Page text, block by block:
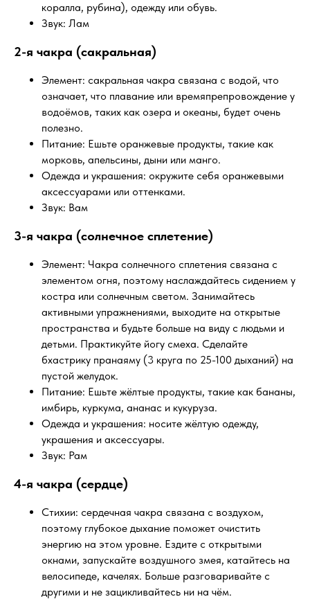
коралла, рубина), одежду или обувь.
Звук: Лам
2-я чакра (сакральная)
Элемент: сакральная чакра связана с водой, что
означает, что плавание или времяпрепровождение у
водоёмов, таких как озера и океаны, будет очень
полезно.
Питание: Ешьте оранжевые продукты, такие как
морковь, апельсины, дыни или манго.
Одежда и украшения: окружите себя оранжевыми
аксессуарами или оттенками.
Звук: Вам
3-я чакра (солнечное сплетение)
Элемент: Чакра солнечного сплетения связана с
элементом огня, поэтому наслаждайтесь сидением у
костра или солнечным светом. Занимайтесь
активными упражнениями, выходите на открытые
пространства и будьте больше на виду с людьми и
детьми. Практикуйте йогу смеха. Сделайте
бхастрику пранаяму (3 круга по 25-100 дыханий) на
пустой желудок.
Питание: Ешьте жёлтые продукты, такие как бананы,
имбирь, куркума, ананас и кукуруза.
Одежда и украшения: носите жёлтую одежду,
украшения и аксессуары.
Звук: Рам
4-я чакра (сердце)
Стихии: сердечная чакра связана с воздухом,
поэтому глубокое дыхание поможет очистить
энергию на этом уровне. Ездите с открытыми
окнами, запускайте воздушного змея, катайтесь на
велосипеде, качелях. Больше разговаривайте с
другими и не зацикливайтесь ни на чём.